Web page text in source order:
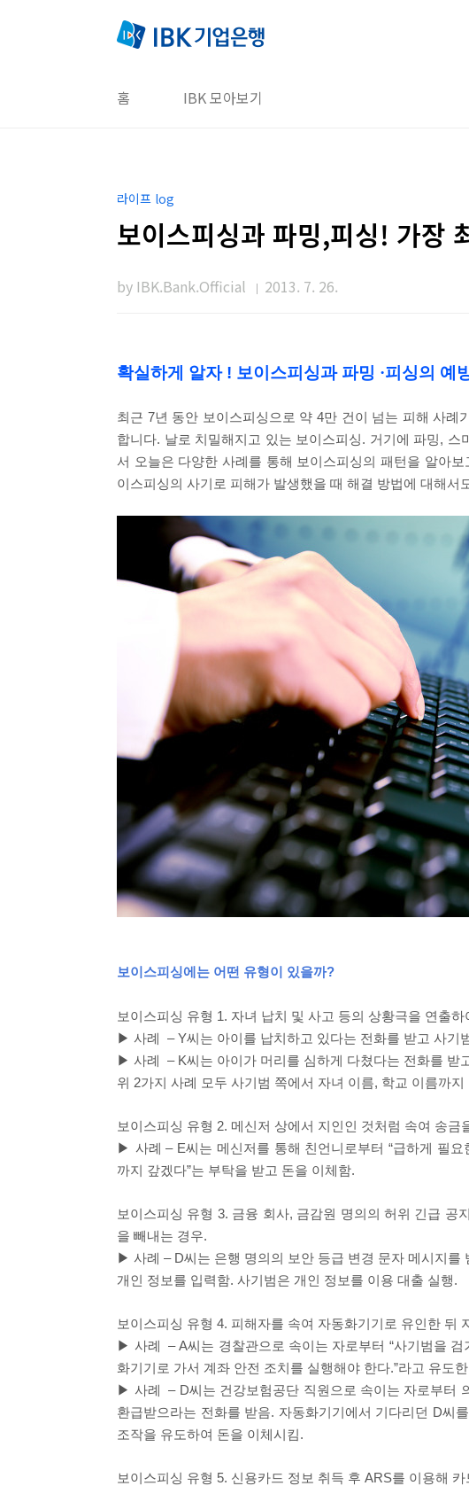
홈 IBK 모아보기
라이프 log
보이스피싱과 파밍,피싱! 가장
by IBK.Bank.Official 2013. 7. 26.
확실하게 알자 ! 보이스피싱과 파밍 ·피싱의 예
최근 7년 동안 보이스피싱으로 약4만 건이 넘는 피해 사례
합니다. 날로 치밀해지고 있는 보이스피싱. 거기에 파밍, 스
서 오늘은 다양한 사례를 통해 보이스피싱의 패턴을 알아
이스피싱의 사기로 피해가 발생했을 때 해결 방법에 대해서
보이스피싱에는 어떤 유형이 있을까?
보이스피싱 유형 1. 자녀 납치 및 사고 등의 상황극을 연출
▶ 사례
–Y씨는 아이를 납치하고 있다는 전화를 받고 사기
▶ 사례 – K씨는 아이가 머리를 심하게 다쳤다는 전화를 받
위 2가지 사례 모두 사기범 쪽에서 자녀 이름, 학교 이름까지
보이스피싱 유형 2. 메신저 상에서 지인인 것처럼 속여 송금
▶ 사례– E씨는 메신저를 통해 친언니로부터 “급하게 필요
까지 갚겠다”는 부탁을 받고 돈을 이체함.
보이스피싱 유형 3. 금융 회사, 금감원 명의의 허위 긴급 공
을 빼내는 경우.
▶ 사례 – D씨는 은행 명의의 보안 등급 변경 문자 메시지를
개인 정보를 입력함. 사기범은 개인 정보를 이용 대출 실행.
보이스피싱 유형 4. 피해자를 속여 자동화기기로 유인한 뒤
▶ 사례 –A씨는 경찰관으로 속이는 자로부터 “사기범을 검
화기기로 가서 계좌 안전 조치를 실행해야 한다.”라고 유도한
▶ 사례 – D씨는 건강보험공단 직원으로 속이는 자로부터
환급받으라는 전화를 받음. 자동화기기에서 기다리던 D씨
조작을 유도하여 돈을 이체시킴.
보이스피싱 유형 5. 신용카드 정보 취득 후 ARS를 이용해